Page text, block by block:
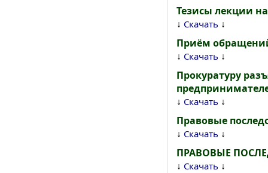
Тезисы лекции
↓ Скачать ↓
Приём
↓ Скачать ↓
Прокуратуру
↓ Скачать ↓
Правовые
↓ Скачать ↓
ПРАВОВЫЕ
↓ Скачать ↓